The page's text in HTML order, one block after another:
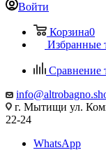
Войти
Корзина0
Избранные
Сравнение
г. Мытищи ул.
22-24
WhatsApp